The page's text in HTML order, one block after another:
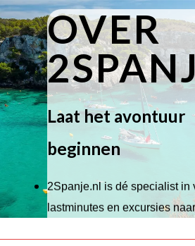
OVER
Laat het avontuur
beginnen
2Spanje.nl is dé specialist in
lastminutes en excursies
Wij hebben een breed scala